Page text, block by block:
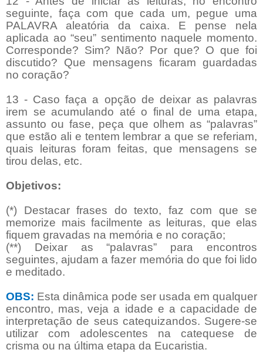
seguinte, faça com que cada um, pegue uma
PALAVRA aleatória da caixa. E pense nela
aplicada ao “seu” sentimento naquele momento.
Corresponde? Sim? Não? Por que? O que foi
discutido? Que mensagens ficaram guardadas
no coração?
13 - Caso faça a opção de deixar as palavras
irem se acumulando até o final de uma etapa,
assunto ou fase, peça que olhem as “palavras”
que estão ali e tentem lembrar a que se referiam,
quais leituras foram feitas, que mensagens se
tirou delas, etc.
Objetivos:
(*) Destacar frases do texto, faz com que se
memorize mais facilmente as leituras, que elas
fiquem gravadas na memória e no coração;
(**) Deixar as “palavras” para encontros
seguintes, ajudam a fazer memória do que foi lido
e meditado.
OBS: Esta dinâmica pode ser usada em qualquer
encontro, mas, veja a idade e a capacidade de
interpretação de seus catequizandos. Sugere-se
utilizar com adolescentes na catequese de
crisma ou na última etapa da Eucaristia.